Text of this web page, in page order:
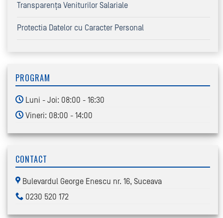
Transparența Veniturilor Salariale
Protectia Datelor cu Caracter Personal
PROGRAM
Luni - Joi: 08:00 - 16:30
Vineri: 08:00 - 14:00
CONTACT
Bulevardul George Enescu nr. 16, Suceava
0230 520 172